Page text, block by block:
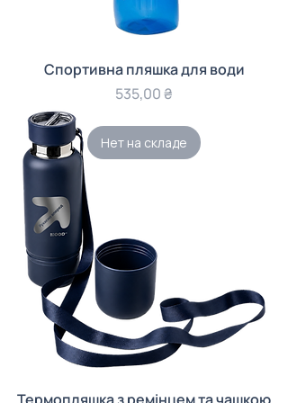
Спортивна пляшка для води
Цена
535,00 ₴
Нет на складе